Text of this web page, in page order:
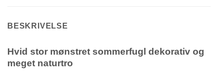
BESKRIVELSE
Hvid stor mønstret sommerfugl dekorativ og
meget naturtro